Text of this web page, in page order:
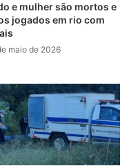
e mulher são mortos e
jogados em rio com
maio de 2026